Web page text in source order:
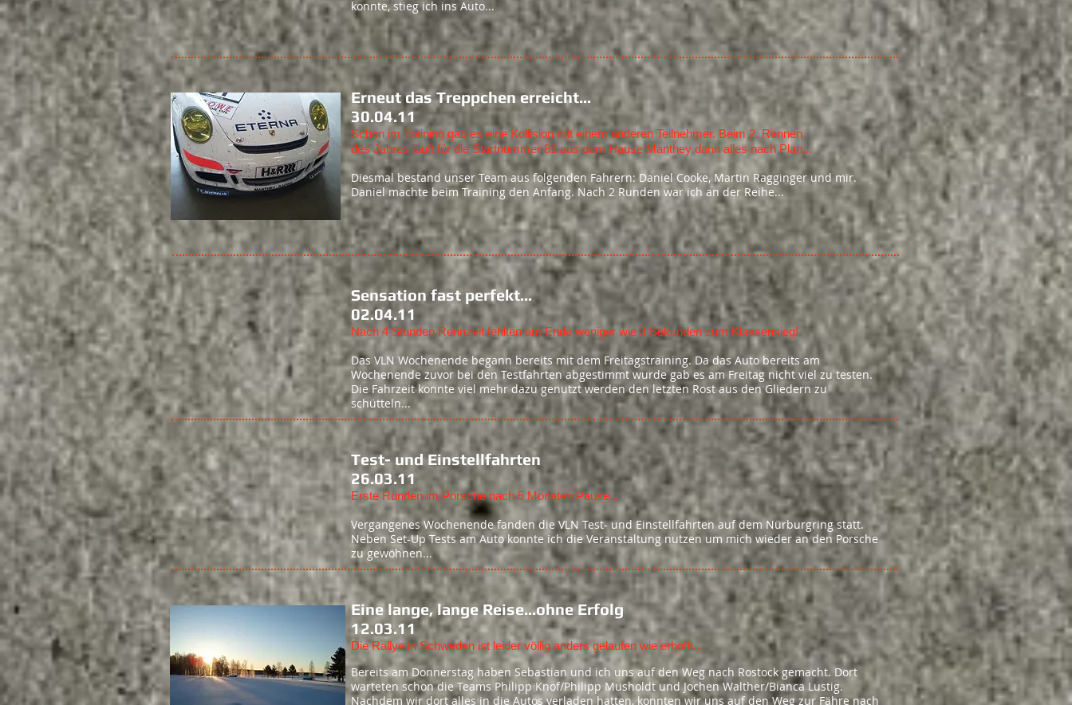
konnte, stieg ich ins Auto...
Erneut das Treppchen erreicht...
30.04.11
Schon im Training gab es eine Kollision mit einem anderen Teilnehmer. Beim 2. Rennen
des Jahres läuft für die Startnummer 81 aus dem Hause Manthey dann alles nach Plan...
Diesmal bestand unser Team aus folgenden Fahrern: Daniel Cooke, Martin Ragginger und mir.
Daniel machte beim Training den Anfang. Nach 2 Runden war ich an der Reihe...
Sensation fast perfekt...
02.04.11
Nach 4 Stunden Rennzeit fehlten am Ende weniger wie 3 Sekunden zum Klassensieg!
Das VLN Wochenende begann bereits mit dem Freitagstraining. Da das Auto bereits am
Wochenende zuvor bei den Testfahrten abgestimmt wurde gab es am Freitag nicht viel zu testen.
Die Fahrzeit konnte viel mehr dazu genutzt werden den letzten Rost aus den Gliedern zu
schütteln...
Test- und Einstellfahrten
26.03.11
Erste Runden im Porsche nach 5 Monaten Pause...
Vergangenes Wochenende fanden die VLN Test- und Einstellfahrten auf dem Nürburgring statt.
Neben Set-Up Tests am Auto konnte ich die Veranstaltung nutzen um mich wieder an den Porsche
zu gewöhnen...
Eine lange, lange Reise...ohne Erfolg
12.03.11
​Die Rallye in Schweden ist leider völlig anders gelaufen wie erhofft...
Bereits am Donnerstag haben Sebastian und ich uns auf den Weg nach Rostock gemacht. Dort
warteten schon die Teams Philipp Knof/Philipp Musholdt und Jochen Walther/Bianca Lustig.
Nachdem wir dort alles in die Autos verladen hatten, konnten wir uns auf den Weg zur Fähre nach